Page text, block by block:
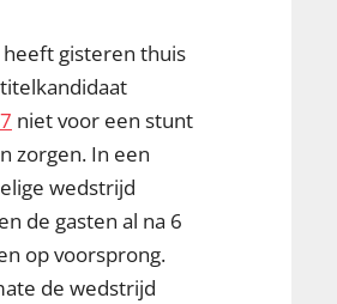
heeft gisteren thuis
niet voor een stunt
zorgen. In een
wedstrijd
de gasten al na 6
op voorsprong.
de wedstrijd